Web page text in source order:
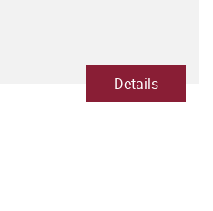
Details